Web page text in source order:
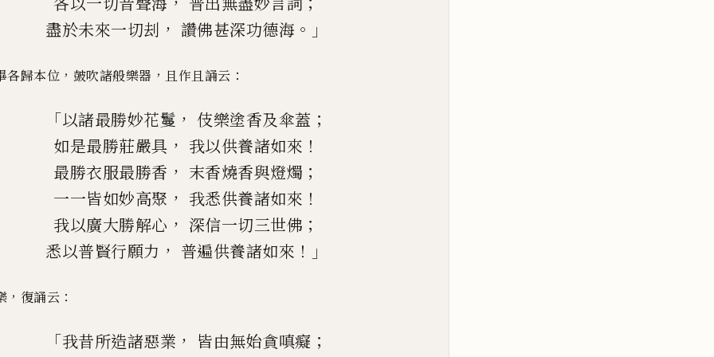
盡於未來一切刦 ， 讚佛甚深功德海 。」
各歸本位 ， 皷吹諸般樂器 ， 且作且誦云 ：
「以諸最勝妙花鬘 ， 伎樂塗香及傘蓋 ；
如是最勝莊嚴具 ， 我以供養諸如來 ！
最勝衣服最勝香 ， 末香燒香與燈燭 ；
一一皆如妙高聚 ， 我悉供養諸如來 ！
我以廣大勝解心 ， 深信一切三世佛 ；
悉以普賢行願力 ， 普遍供養諸如來 ！」
， 復誦云 ：
「我昔所造諸惡業 ， 皆由無始貪嗔癡 ；